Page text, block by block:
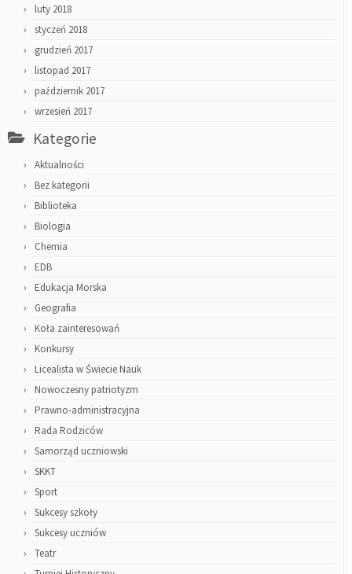
luty 2018
styczeń 2018
grudzień 2017
listopad 2017
październik 2017
wrzesień 2017
Kategorie
Aktualności
Bez kategorii
Biblioteka
Biologia
Chemia
EDB
Edukacja Morska
Geografia
Koła zainteresowań
Konkursy
Licealista w Świecie Nauk
Nowoczesny patriotyzm
Prawno-administracyjna
Rada Rodziców
Samorząd uczniowski
SKKT
Sport
Sukcesy szkoły
Sukcesy uczniów
Teatr